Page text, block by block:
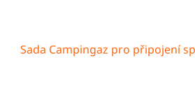
Sada Campingaz pro připojení